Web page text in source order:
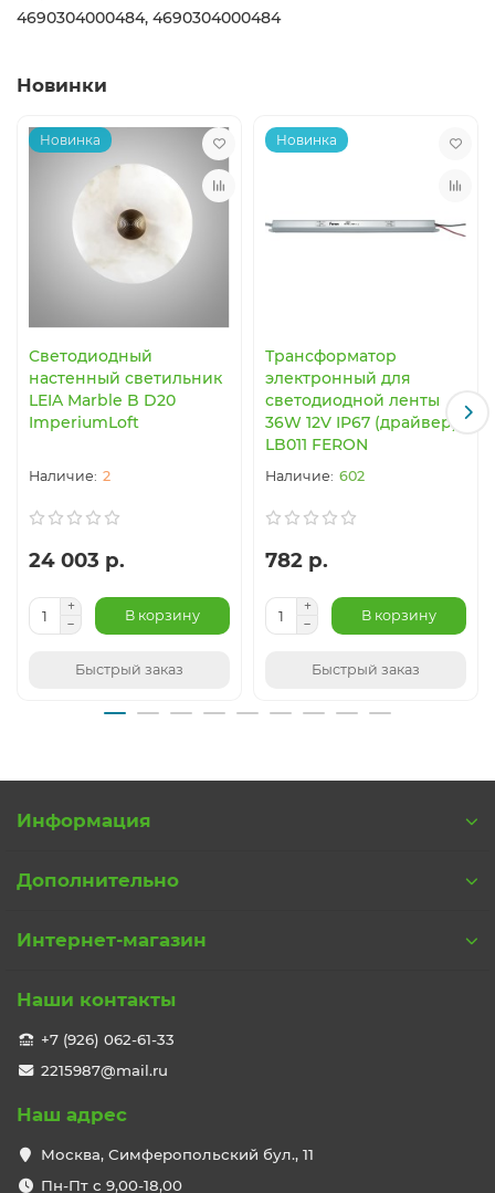
4690304000484, 4690304000484
Новинки
Новинка
Светодиодный
настенный светильник
LEIA Marble B D20
ImperiumLoft
2
24 003 р.
В корзину
Быстрый заказ
Новинка
Трансформатор
электронный для
светодиодной ленты
36W 12V IP67 (драйвер),
LB011 FERON
602
782 р.
В корзину
Быстрый заказ
Информация
Дополнительно
Интернет-магазин
Наши контакты
+7 (926) 062-61-33
2215987@mail.ru
Наш адрес
Москва, Симферопольский бул., 11
Пн-Пт с 9,00-18,00